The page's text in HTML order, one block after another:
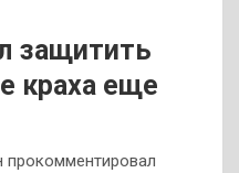
защитить
краха еще